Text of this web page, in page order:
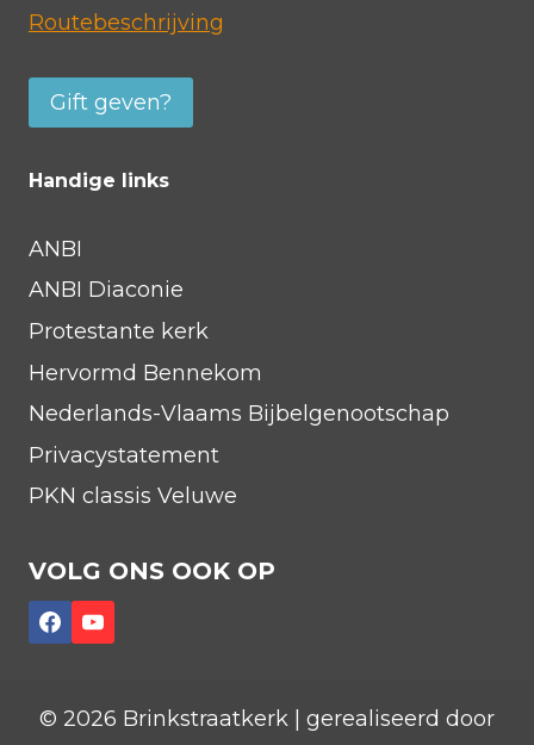
Routebeschrijving
Gift geven?
Handige links
ANBI
ANBI Diaconie
Protestante kerk
Hervormd Bennekom
Nederlands-Vlaams Bijbelgenootschap
Privacystatement
PKN classis Veluwe
VOLG ONS OOK OP
© 2026 Brinkstraatkerk | gerealiseerd door